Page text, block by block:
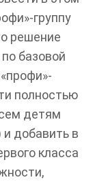
группу
решение
базовой
полностью
детям
добавить в
класса